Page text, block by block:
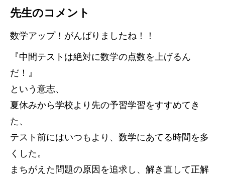
先生のコメント
数学アップ！がんばりましたね！！
『中間テストは絶対に数学の点数を上げるん
だ！』
という意志、
夏休みから学校より先の予習学習をすすめてき
た、
テスト前にはいつもより、数学にあてる時間を多
くした。
まちがえた問題の原因を追求し、解き直して正解